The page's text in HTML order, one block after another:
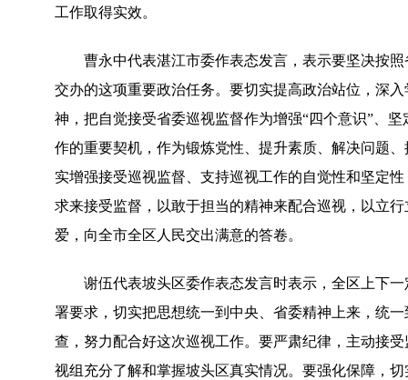
工作取得实效。
曹永中代表湛江市委作表态发言，表示要坚决按照
交办的这项重要政治任务。要切实提高政治站位，深
神，把自觉接受省委巡视监督作为增强“四个意识”、
作的重要契机，作为锻炼党性、提升素质、解决问题
实增强接受巡视监督、支持巡视工作的自觉性和坚定
求来接受监督，以敢于担当的精神来配合巡视，以立
爱，向全市全区人民交出满意的答卷。
谢伍代表坡头区委作表态发言时表示，全区上下一
署要求，切实把思想统一到中央、省委精神上来，统
查，努力配合好这次巡视工作。要严肃纪律，主动接
视组充分了解和掌握坡头区真实情况。要强化保障，